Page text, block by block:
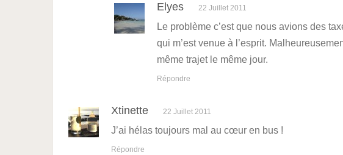
Elyes 22 Juillet 2011
Le problème c’est que nous avions des
qui m’est venue à l’esprit.
même trajet le même jour.
Répondre
Xtinette 22 Juillet 2011
J’ai hélas toujours mal au cœur en bus !
Répondre